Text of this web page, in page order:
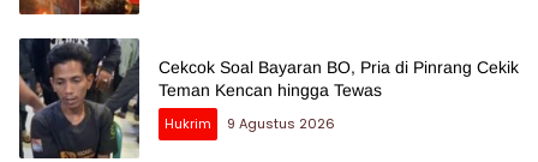
Cekcok Soal Bayaran BO, Pria di Pinrang Cekik
Teman Kencan hingga Tewas
Hukrim
9 Agustus 2026